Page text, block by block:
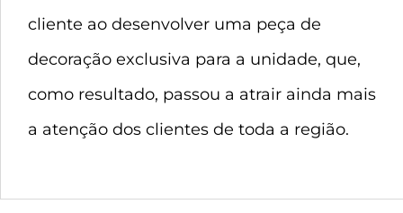
cliente ao desenvolver uma peça de
decoração exclusiva para a unidade, que,
como resultado, passou a atrair ainda mais
a atenção dos clientes de toda a região.